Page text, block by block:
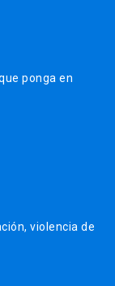
ponga en
violencia de